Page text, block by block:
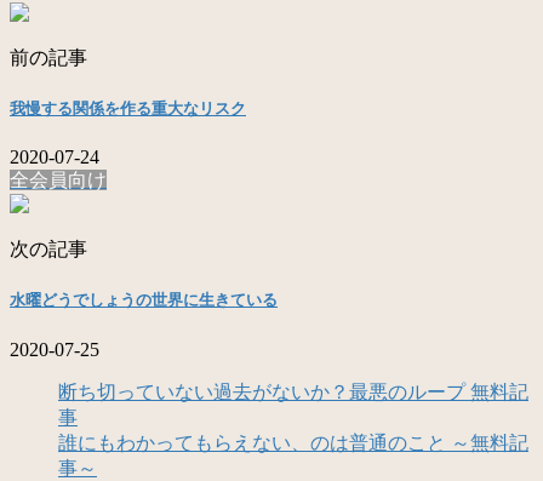
前の記事
我慢する関係を作る重大なリスク
2020-07-24
全会員向け
次の記事
水曜どうでしょうの世界に生きている
2020-07-25
断ち切っていない過去がないか？最悪のループ 無料記
事
誰にもわかってもらえない、のは普通のこと ～無料記
事～